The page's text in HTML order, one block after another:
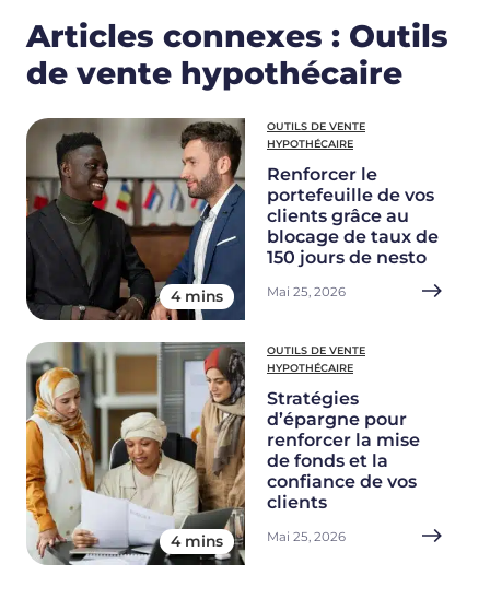
Articles connexes : Outils
de vente hypothécaire
4 mins
OUTILS DE VENTE
HYPOTHÉCAIRE
Renforcer le
portefeuille de vos
clients grâce au
blocage de taux de
150 jours de nesto
Mai 25, 2026
4 mins
OUTILS DE VENTE
HYPOTHÉCAIRE
Stratégies
d’épargne pour
renforcer la mise
de fonds et la
confiance de vos
clients
Mai 25, 2026